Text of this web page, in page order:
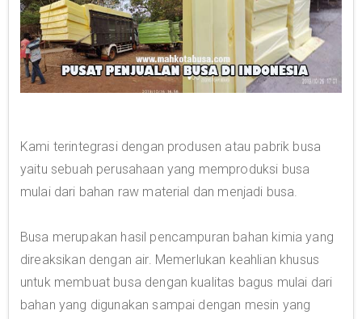
Kami terintegrasi dengan produsen atau pabrik busa
yaitu sebuah perusahaan yang memproduksi busa
mulai dari bahan raw material dan menjadi busa.
Busa merupakan hasil pencampuran bahan kimia yang
direaksikan dengan air. Memerlukan keahlian khusus
untuk membuat busa dengan kualitas bagus mulai dari
bahan yang digunakan sampai dengan mesin yang